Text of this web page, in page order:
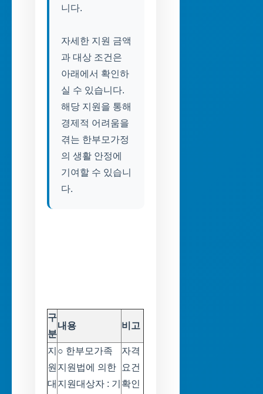
니다.
자세한 지원 금액
과 대상 조건은
아래에서 확인하
실 수 있습니다.
해당 지원을 통해
경제적 어려움을
겪는 한부모가정
의 생활 안정에
기여할 수 있습니
다.
구
분
내용 비고
지
원
대
○ 한부모가족
지원법에 의한
지원대상자 : 기
자격
요건
확인